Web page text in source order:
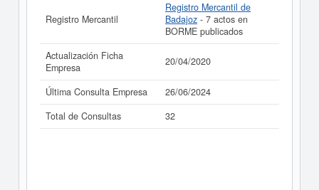
Registro Mercantil
Registro Mercantil de
Badajoz - 7 actos en
BORME publicados
Actualización Ficha
Empresa
20/04/2020
Última Consulta Empresa
26/06/2024
Total de Consultas
32